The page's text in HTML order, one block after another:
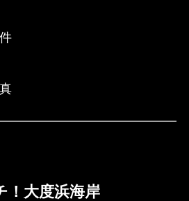
！大度浜海岸